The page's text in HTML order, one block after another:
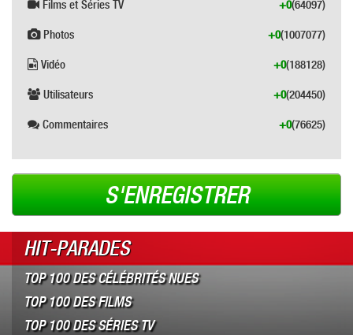
Films et Séries TV (64097)
+0
Photos (1007077)
+0
Vidéo (188128)
+0
Utilisateurs (204450)
+0
Commentaires (76625)
+0
S'ENREGISTRER
HIT-PARADES
TOP 100 DES CÉLÉBRITÉS NUES
TOP 100 DES FILMS
TOP 100 DES SÉRIES TV